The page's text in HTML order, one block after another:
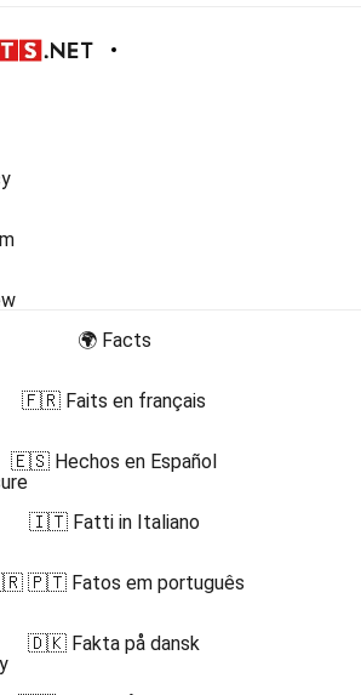
🌍 Facts
🇫🇷 Faits en français
🇪🇸 Hechos en Español
🇮🇹 Fatti in Italiano
🇵🇹 Fatos em português
🇩🇰 Fakta på dansk